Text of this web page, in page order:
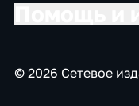
© 2026 Сетевое